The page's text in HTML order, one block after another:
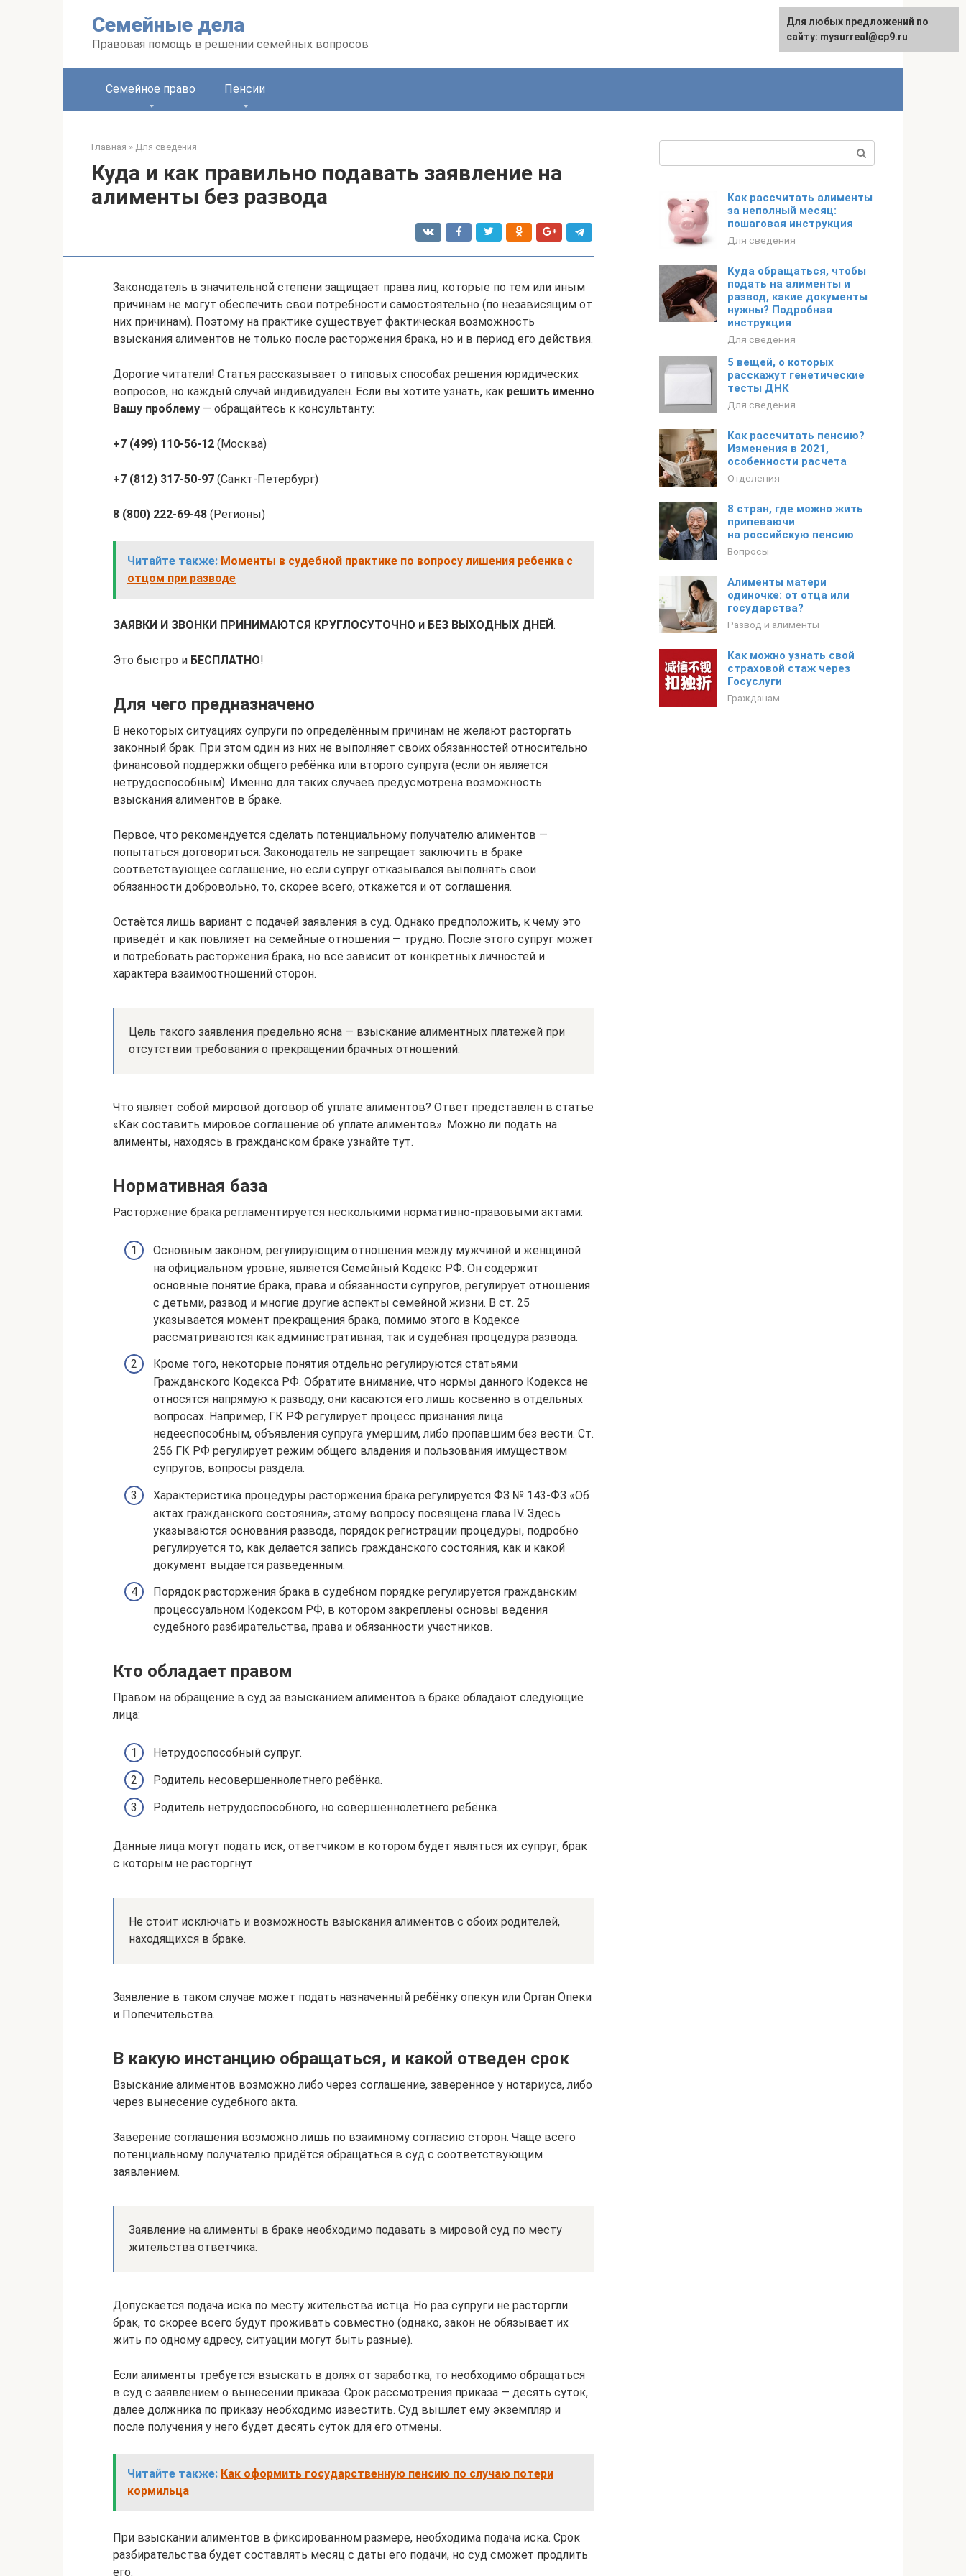
Семейные дела
Правовая помощь в решении семейных вопросов
Семейное право Пенсии
Главная » Для сведения
Куда и как правильно подавать заявление на
алименты без развода
Законодатель в значительной степени защищает права лиц, которые по тем или иным
причинам не могут обеспечить свои потребности самостоятельно (по независящим от
них причинам). Поэтому на практике существует фактическая возможность
взыскания алиментов не только после расторжения брака, но и в период его действия.
Дорогие читатели! Статья рассказывает о типовых способах решения юридических
вопросов, но каждый случай индивидуален. Если вы хотите узнать, как решить именно
Вашу проблему — обращайтесь к консультанту:
+7 (499) 110-56-12 (Москва)
+7 (812) 317-50-97 (Санкт-Петербург)
8 (800) 222-69-48 (Регионы)
Читайте также: Моменты в судебной практике по вопросу лишения ребенка с
отцом при разводе
ЗАЯВКИ И ЗВОНКИ ПРИНИМАЮТСЯ КРУГЛОСУТОЧНО и БЕЗ ВЫХОДНЫХ ДНЕЙ.
Это быстро и БЕСПЛАТНО!
Для чего предназначено
В некоторых ситуациях супруги по определённым причинам не желают расторгать
законный брак. При этом один из них не выполняет своих обязанностей относительно
финансовой поддержки общего ребёнка или второго супруга (если он является
нетрудоспособным). Именно для таких случаев предусмотрена возможность
взыскания алиментов в браке.
Первое, что рекомендуется сделать потенциальному получателю алиментов —
попытаться договориться. Законодатель не запрещает заключить в браке
соответствующее соглашение, но если супруг отказывался выполнять свои
обязанности добровольно, то, скорее всего, откажется и от соглашения.
Остаётся лишь вариант с подачей заявления в суд. Однако предположить, к чему это
приведёт и как повлияет на семейные отношения — трудно. После этого супруг может
и потребовать расторжения брака, но всё зависит от конкретных личностей и
характера взаимоотношений сторон.
Цель такого заявления предельно ясна — взыскание алиментных платежей при
отсутствии требования о прекращении брачных отношений.
Что являет собой мировой договор об уплате алиментов? Ответ представлен в статье
«Как составить мировое соглашение об уплате алиментов». Можно ли подать на
алименты, находясь в гражданском браке узнайте тут.
Нормативная база
Расторжение брака регламентируется несколькими нормативно-правовыми актами:
Основным законом, регулирующим отношения между мужчиной и женщиной
на официальном уровне, является Семейный Кодекс РФ. Он содержит
основные понятие брака, права и обязанности супругов, регулирует отношения
с детьми, развод и многие другие аспекты семейной жизни. В ст. 25
указывается момент прекращения брака, помимо этого в Кодексе
рассматриваются как административная, так и судебная процедура развода.
Кроме того, некоторые понятия отдельно регулируются статьями
Гражданского Кодекса РФ. Обратите внимание, что нормы данного Кодекса не
относятся напрямую к разводу, они касаются его лишь косвенно в отдельных
вопросах. Например, ГК РФ регулирует процесс признания лица
недееспособным, объявления супруга умершим, либо пропавшим без вести. Ст.
256 ГК РФ регулирует режим общего владения и пользования имуществом
супругов, вопросы раздела.
Характеристика процедуры расторжения брака регулируется ФЗ № 143-ФЗ «Об
актах гражданского состояния», этому вопросу посвящена глава IV. Здесь
указываются основания развода, порядок регистрации процедуры, подробно
регулируется то, как делается запись гражданского состояния, как и какой
документ выдается разведенным.
Порядок расторжения брака в судебном порядке регулируется гражданским
процессуальном Кодексом РФ, в котором закреплены основы ведения
судебного разбирательства, права и обязанности участников.
Кто обладает правом
Правом на обращение в суд за взысканием алиментов в браке обладают следующие
лица:
Нетрудоспособный супруг.
Родитель несовершеннолетнего ребёнка.
Родитель нетрудоспособного, но совершеннолетнего ребёнка.
Данные лица могут подать иск, ответчиком в котором будет являться их супруг, брак
с которым не расторгнут.
Не стоит исключать и возможность взыскания алиментов с обоих родителей,
находящихся в браке.
Заявление в таком случае может подать назначенный ребёнку опекун или Орган Опеки
и Попечительства.
В какую инстанцию обращаться, и какой отведен срок
Взыскание алиментов возможно либо через соглашение, заверенное у нотариуса, либо
через вынесение судебного акта.
Заверение соглашения возможно лишь по взаимному согласию сторон. Чаще всего
потенциальному получателю придётся обращаться в суд с соответствующим
заявлением.
Заявление на алименты в браке необходимо подавать в мировой суд по месту
жительства ответчика.
Допускается подача иска по месту жительства истца. Но раз супруги не расторгли
брак, то скорее всего будут проживать совместно (однако, закон не обязывает их
жить по одному адресу, ситуации могут быть разные).
Если алименты требуется взыскать в долях от заработка, то необходимо обращаться
в суд с заявлением о вынесении приказа. Срок рассмотрения приказа — десять суток,
далее должника по приказу необходимо известить. Суд вышлет ему экземпляр и
после получения у него будет десять суток для его отмены.
Читайте также: Как оформить государственную пенсию по случаю потери
кормильца
При взыскании алиментов в фиксированном размере, необходима подача иска. Срок
разбирательства будет составлять месяц с даты его подачи, но суд сможет продлить
его.
Как рассчитать алименты
за неполный месяц:
пошаговая инструкция
Для сведения
Куда обращаться, чтобы
подать на алименты и
развод, какие документы
нужны? Подробная
инструкция
Для сведения
5 вещей, о которых
расскажут генетические
тесты ДНК
Для сведения
Как рассчитать пенсию?
Изменения в 2021,
особенности расчета
Отделения
8 стран, где можно жить
припеваючи
на российскую пенсию
Вопросы
Алименты матери
одиночке: от отца или
государства?
Развод и алименты
Как можно узнать свой
страховой стаж через
Госуслуги
Гражданам
Для любых предложений по
сайту: mysurreal@cp9.ru